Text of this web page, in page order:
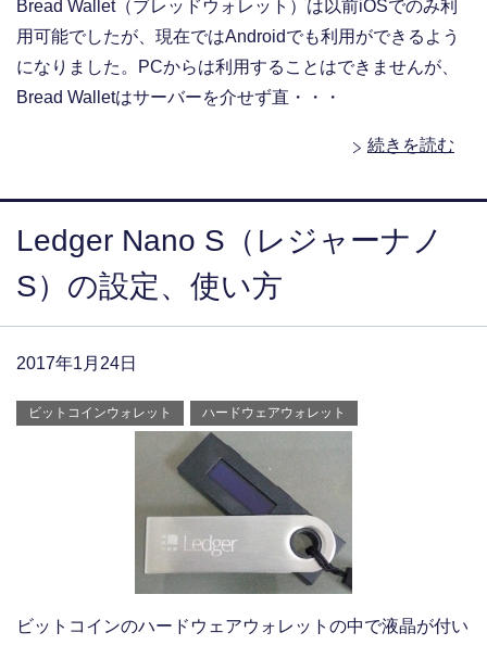
Bread Wallet（ブレッドウォレット）は以前iOSでのみ利
用可能でしたが、現在ではAndroidでも利用ができるよう
になりました。PCからは利用することはできませんが、
Bread Walletはサーバーを介せず直・・・
続きを読む
Ledger Nano S（レジャーナノ
S）の設定、使い方
2017年1月24日
ビットコインウォレット ハードウェアウォレット
ビットコインのハードウェアウォレットの中で液晶が付い